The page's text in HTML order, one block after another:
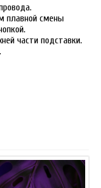
плавной смены
части подставки.